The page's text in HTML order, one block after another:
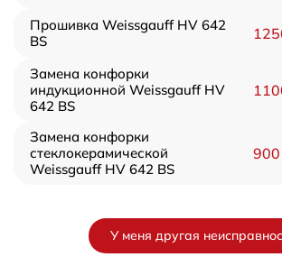
Прошивка Weissgauff HV 642
BS
Замена конфорки
индукционной Weissgauff HV
642 BS
Замена конфорки
стеклокерамической
Weissgauff HV 642 BS
У меня другая